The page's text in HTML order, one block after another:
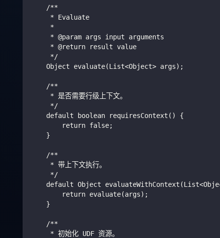
    /**
     * Evaluate
     *
     * @param args input arguments
     * @return result value
     */
    Object evaluate(List<Object> args);
    /**
     * 是否需要行级上下文。
     */
    default boolean requiresContext() {
        return false;
    }
    /**
     * 带上下文执行。
     */
default Object
        return evaluate(args);
    }
    /**
     * 初始化 UDF 资源。